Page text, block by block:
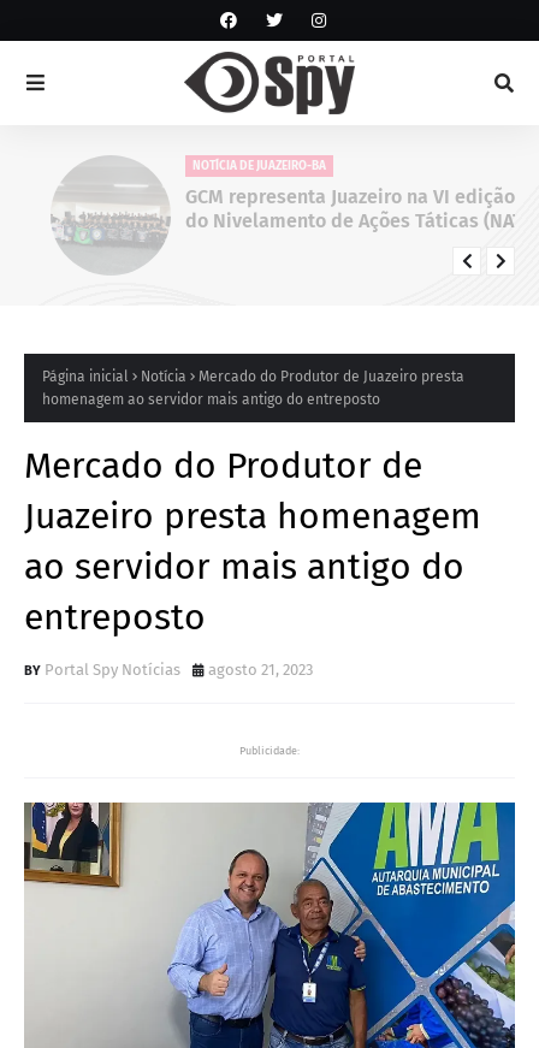
NOTÍCIA DE JUAZEIRO-BA
GCM representa Juazeiro na VI edição
do Nivelamento de Ações Táticas (NAT-
ROMU), em Cabo de Santo Agostinho
Página inicial Notícia
Mercado do Produtor de Juazeiro presta
homenagem ao servidor mais antigo do entreposto
Mercado do Produtor de
Juazeiro presta homenagem
ao servidor mais antigo do
entreposto
Portal Spy Notícias agosto 21, 2023
Publicidade: